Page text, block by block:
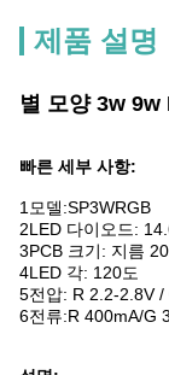
제품 설명
별 모양 3w 9w
빠른 세부 사항:
1모델:SP3WRGB
2LED 다이오드:
3PCB 크기: 지름
4LED 각: 120도
5전압: R 2.2-2.8V
6전류:R 400mA/G